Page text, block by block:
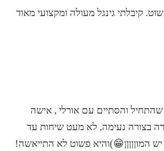
קיבלתי גינגל מעולה ומקצועי מאוד
שהתחיל והסתיים עם אורלי , אישה
בצורה נעימה, לא מעט שיחות עד
המוןןןןן😁)והיא פשוט לא התייאשה!